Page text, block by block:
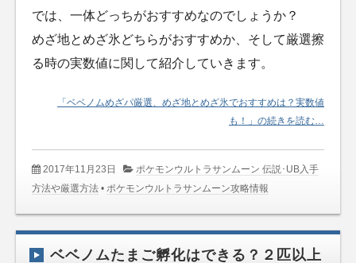
では、一体どっちがおすすめなのでしょうか？
めざ地とめざ氷どちらがおすすめか、そして厳選擦
る時の実数値に関して紹介していきます。
「ベベノムめざパ厳選、めざ地とめざ氷でおすすめは？実数値
も！」の続きを読む…
2017年11月23日
ポケモンウルトラサンムーン 伝説･UB入手
方法や厳選方法 • ポケモンウルトラサンムーン攻略情報
ベベノムたまご孵化はできる？２匹以上